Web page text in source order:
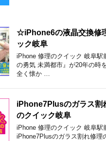
☆iPhone6の液晶交換修
ック岐阜
iPhone 修理のクイック 岐阜駅
の勇気 未満都市』が20年の時
全く懐か …
iPhone7Plusのガラス割
のクイック岐阜
iPhone 修理のクイック 岐阜駅
iPhone7Plusのガラス割れ修理